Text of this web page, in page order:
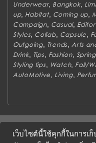
Underwear, Bangkok,
up, Habitat, Coming up,
Campaign, Casual,
Styles, Collab, Capsule
Outgoing, Trends Arts
Drink, Tips, Fashion,
Styling tips, Watch, Fall/
AutoMotive Living,
TERMS & CONDITIONS
เว็บไซต์นี้ใช้คุกกี้ในการเ